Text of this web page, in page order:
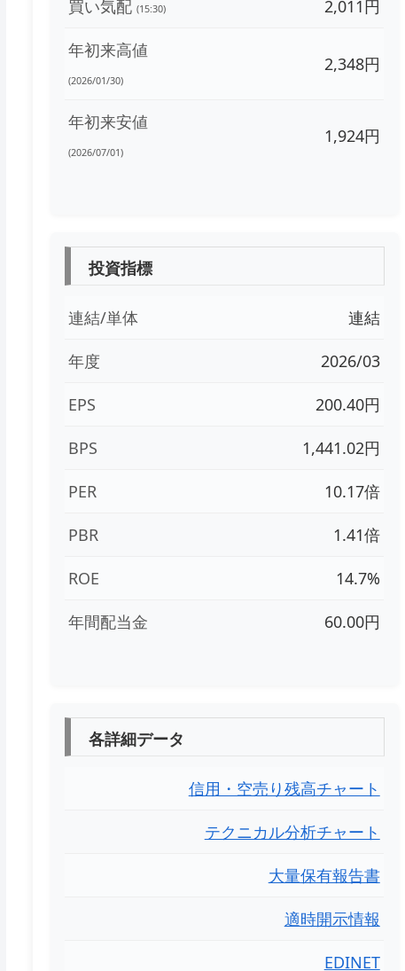
買い気配 (15:30) 2,011円
年初来高値
(2026/01/30)
2,348円
年初来安値
(2026/07/01)
1,924円
投資指標
連結/単体 連結
年度 2026/03
EPS 200.40円
BPS 1,441.02円
PER 10.17倍
PBR 1.41倍
ROE 14.7%
年間配当金 60.00円
各詳細データ
信用・空売り残高チャート
テクニカル分析チャート
大量保有報告書
適時開示情報
EDINET